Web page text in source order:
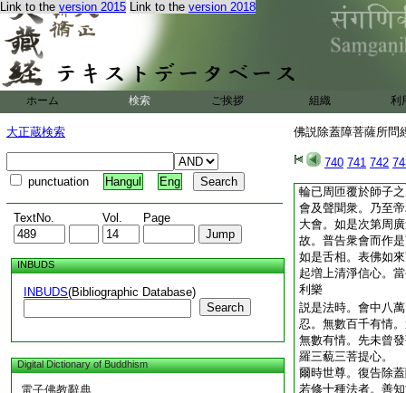
Link to the version 2015 Link to the version 2018
ホーム 検索 ご挨拶 組織 利
大正蔵検索
punctuation Hangul Eng
TextNo. Vol. Page
INBUDS
INBUDS(Bibliographic Database)
Search
Digital Dictionary of Buddhism
電子佛教辭典
佛説除蓋障菩薩所問
740 741 742
有情聞説如來大威
心。於其説法師所
命終墮地獄中。善
聞如來如是廣大威
今生。而此衆會之
男子。如佛所説若
爾時世尊。即乃舒
輪已周匝覆於師子
會及聲聞衆。乃至
大會。如是次第周
故。普告衆會而作
如是舌相。表佛如
起増上清淨信心。
利樂
説是法時。會中八
忍。無數百千有情
無數有情。先未曾
羅三藐三菩提心。
爾時世尊。復告除
若修十種法者。善